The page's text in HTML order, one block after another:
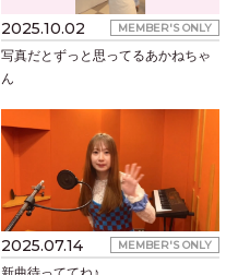
2025.10.02 MEMBER'S ONLY
写真だとずっと思ってるあかねちゃ
ん
2025.07.14 MEMBER'S ONLY